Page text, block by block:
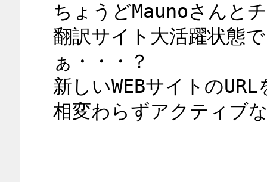
ちょうどMaunoさんと
翻訳サイト大活躍状態
ぁ・・・？
新しいWEBサイトの
相変わらずアクティブ